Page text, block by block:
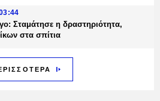
Σταμάτησε η δραστηριότητα,
στα σπίτια